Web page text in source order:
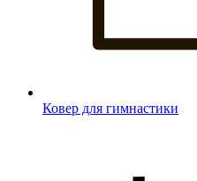
Ковер для гимнастики